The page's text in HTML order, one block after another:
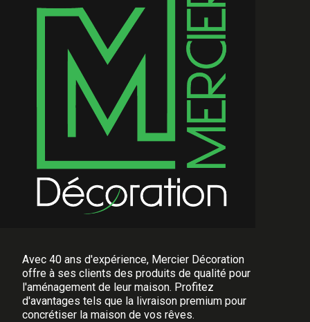
Avec 40 ans d'expérience, Mercier Décoration
offre à ses clients des produits de qualité pour
l'aménagement de leur maison. Profitez
d'avantages tels que la livraison premium pour
concrétiser la maison de vos rêves.